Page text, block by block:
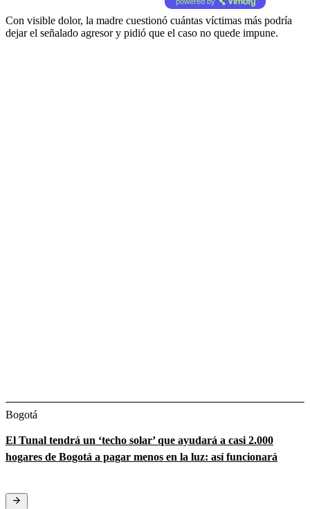
powered by
Con visible dolor, la madre cuestionó cuántas víctimas más podría
dejar el señalado agresor y pidió que el caso no quede impune.
Bogotá
El Tunal tendrá un ‘techo solar’ que ayudará a casi 2.000
hogares de Bogotá a pagar menos en la luz: así funcionará